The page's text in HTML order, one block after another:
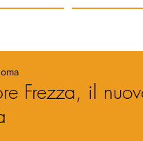
Frezza, il